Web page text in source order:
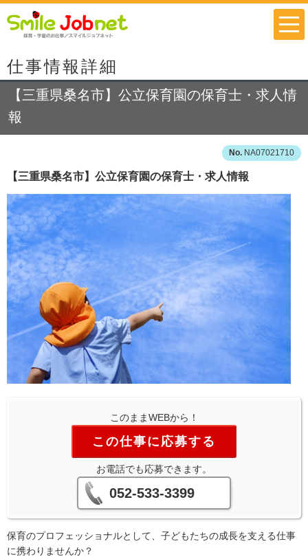
仕事情報詳細
【三重県桑名市】公立保育園の保育士・求人情
報
NA07021710
【三重県桑名市】公立保育園の保育士・求人情報
このままWEBから！
この仕事に応募する
お電話でも応募できます。
052-533-3399
保育のプロフェッショナルとして、子どもたちの成長を支える仕事
に携わりませんか？